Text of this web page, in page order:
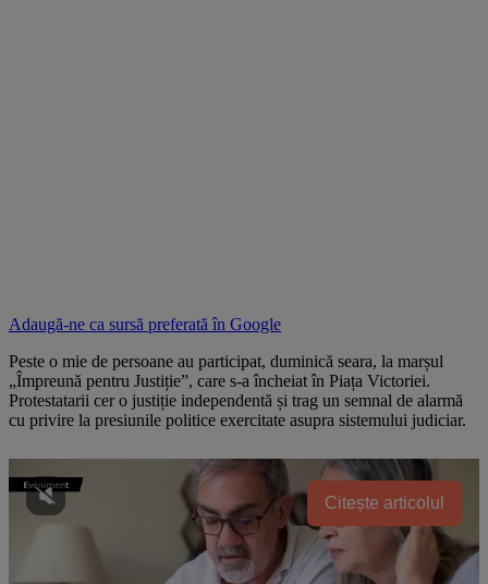
Adaugă-ne ca sursă preferată în Google
Peste o mie de persoane au participat, duminică seara, la marșul
„Împreună pentru Justiție”, care s-a încheiat în Piața Victoriei.
Protestatarii cer o justiție independentă și trag un semnal de alarmă
cu privire la presiunile politice exercitate asupra sistemului judiciar.
Citește articolul